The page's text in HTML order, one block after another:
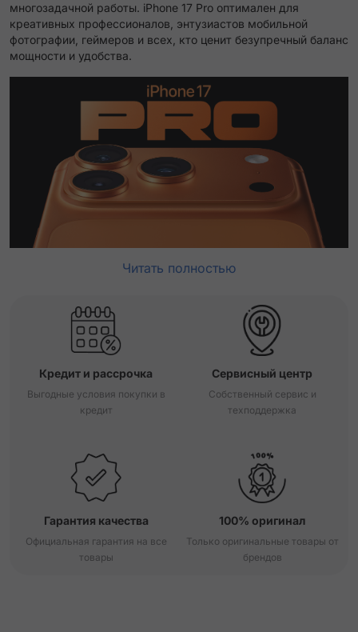
многозадачной работы. iPhone 17 Pro оптимален для
креативных профессионалов, энтузиастов мобильной
фотографии, геймеров и всех, кто ценит безупречный баланс
мощности и удобства.
Читать полностью
Кредит и рассрочка
Выгодные условия покупки в
кредит
Сервисный центр
Собственный сервис и
техподдержка
Гарантия качества
Официальная гарантия на все
товары
100% оригинал
Только оригинальные товары от
брендов